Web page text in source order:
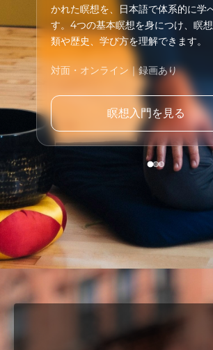
かれた瞑想を、日本語で体系的に学
す。4つの基本瞑想を身につけ、瞑
類や歴史、学び方を理解できます。
対面・オンライン｜録画あり
瞑想入門を見る